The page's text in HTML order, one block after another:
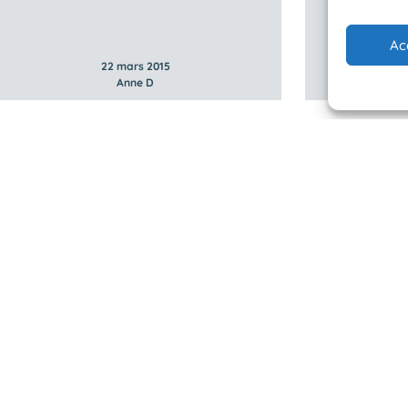
22 mars 2015
Anne D